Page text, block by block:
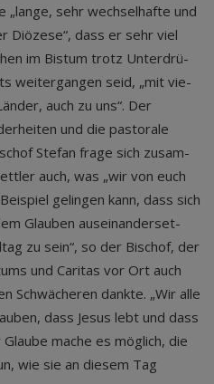
​„lan­ge, sehr wech­sel­haf­te und
Diö­ze­se“, dass er sehr viel
im Bis­tum trotz Unter­drü­
wei­ter­gan­gen seid, ​„mit vie­
auch zu uns“. Der
und die pas­to­ra­le
Ste­fan fra­ge sich zusam­
auch, was ​„wir von euch
gelin­gen kann, dass sich
Glau­ben aus­ein­an­der­set­
zu sein“, so der Bischof, der
und Cari­tas vor Ort auch
Schwä­che­ren dank­te. ​„Wir alle
dass Jesus lebt und dass
mache es mög­lich, die
wie sie an die­sem Tag